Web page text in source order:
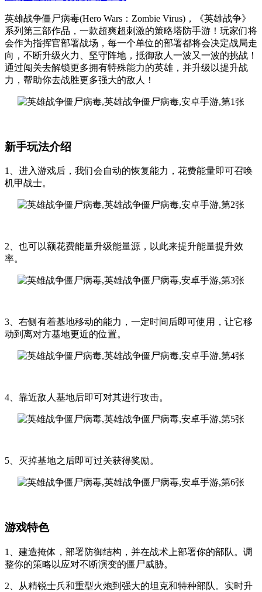
英雄战争僵尸病毒(Hero Wars：Zombie Virus)，《英雄战争》
系列第三部作品，一款超爽超刺激的策略塔防手游！玩家们将
会作为指挥官部署战场，每一个单位的部署都将会决定战局走
向，不断升级火力、坚守阵地，抵御敌人一波又一波的挑战！
通过闯关去解锁更多拥有特殊能力的英雄，并升级以提升战
力，帮助你去战胜更多强大的敌人！
新手玩法介绍
1、进入游戏后，我们会自动的恢复能力，花费能量即可召唤
机甲战士。
2、也可以额花费能量升级能量源，以此来提升能量提升效
率。
3、右侧有着基地移动的能力，一定时间后即可使用，让它移
动到离对方基地更近的位置。
4、靠近敌人基地后即可对其进行攻击。
5、灭掉基地之后即可过关获得奖励。
游戏特色
1、建造掩体，部署防御结构，并在战术上部署你的部队。调
整你的策略以应对不断演变的僵尸威胁。
2、从精锐士兵和重型火炮到强大的坦克和特种部队。实时升